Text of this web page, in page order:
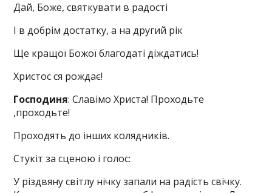
Дай, Боже, святкувати в радості
І в добрім достатку, а на другий рік
Ще кращої Божої благодаті діждатись!
Христос ся рождає!
Господиня: Славімо Христа! Проходьте
,проходьте!
Проходять до інших колядників.
Стукіт за сценою і голос:
У різдвяну світлу нічку запали на радість свічку.